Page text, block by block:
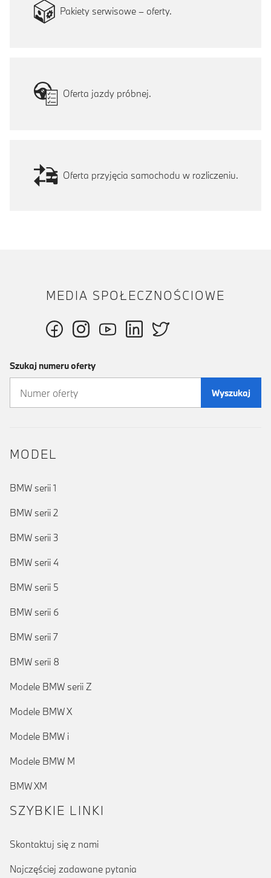
Pakiety serwisowe – oferty.
Oferta jazdy próbnej.
Oferta przyjęcia samochodu w rozliczeniu.
MEDIA SPOŁECZNOŚCIOWE
Szukaj numeru oferty
Wyszukaj
MODEL
BMW serii 1
BMW serii 2
BMW serii 3
BMW serii 4
BMW serii 5
BMW serii 6
BMW serii 7
BMW serii 8
Modele BMW serii Z
Modele BMW X
Modele BMW i
Modele BMW M
BMW XM
SZYBKIE LINKI
Skontaktuj się z nami
Najczęściej zadawane pytania